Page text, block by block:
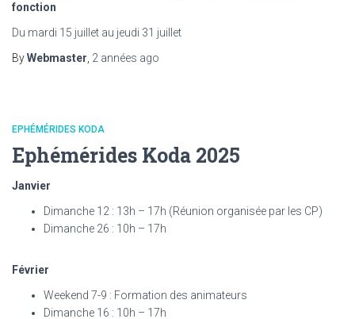
fonction
Du mardi 15 juillet au jeudi 31 juillet
ByWebmaster 2 années ago
EPHÉMÉRIDES KODA
Ephémérides Koda 2025
Janvier
Dimanche 12 : 13h – 17h (Réunion organisée par les CP)
Dimanche 26 : 10h – 17h
Février
Weekend 7-9 : Formation des animateurs
Dimanche 16 : 10h – 17h